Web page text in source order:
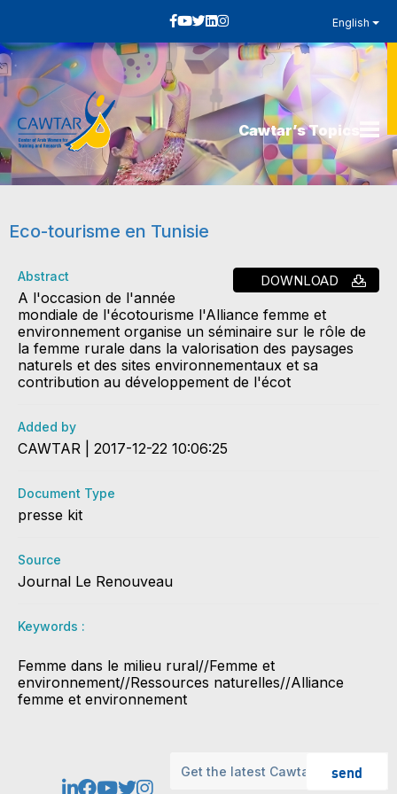
English
Cawtar’s Topics
Eco-tourisme en Tunisie
DOWNLOAD
Abstract
A l'occasion de l'année
mondiale de l'écotourisme l'Alliance femme et
environnement organise un séminaire sur le rôle de
la femme rurale dans la valorisation des paysages
naturels et des sites environnementaux et sa
contribution au développement de l'écot
Added by
CAWTAR | 2017-12-22 10:06:25
Document Type
presse kit
Source
Journal Le Renouveau
Keywords :
Femme dans le milieu rural//Femme et
environnement//Ressources naturelles//Alliance
femme et environnement
send